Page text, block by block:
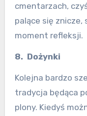
cmentarzach,
palące się znicze,
moment refleksji.
8. Dożynki
Kolejna bardzo
tradycja będąca
plony. Kiedyś